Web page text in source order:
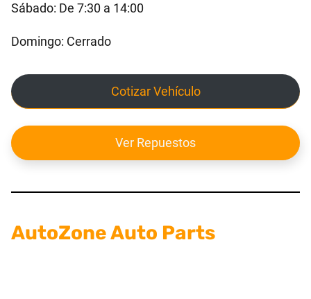
Sábado: De 7:30 a 14:00
Domingo: Cerrado
Cotizar Vehículo
Ver Repuestos
AutoZone Auto Parts